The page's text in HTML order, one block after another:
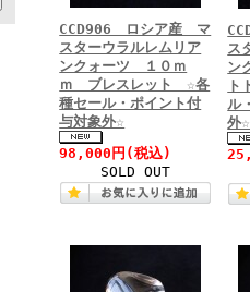
CCD906 ロシア産 マ
スターウラルレムリア
ンクォーツ １０ｍ
ｍ ブレスレット ☆各
種セール・ポイント付
与対象外☆
98,000円 (税込)
SOLD OUT
ス
ン
ト
ル
外☆